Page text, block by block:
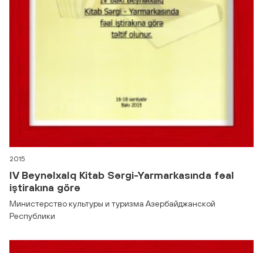
2015
IV Beynəlxalq Kitab Sərgi-Yarmarkasında fəal
iştirakına görə
Министерство культуры и туризма Азербайджанской
Республики